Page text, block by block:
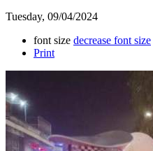
Tuesday, 09/04/2024
font size decrease font size
Print